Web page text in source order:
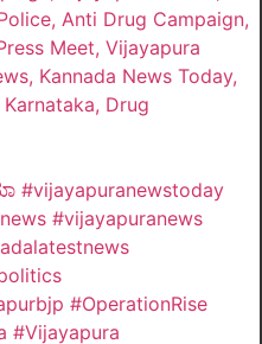
Anti Drug Campaign,
Meet, Vijayapura
Kannada News Today,
Drug
#vijayapuranewstoday
#vijayapuranews
#OperationRise
#Vijayapura